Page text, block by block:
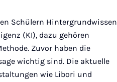
Schülern Hintergrundwissen
(KI), dazu gehören
Zuvor haben die
wichtig sind. Die aktuelle
wie Libori und